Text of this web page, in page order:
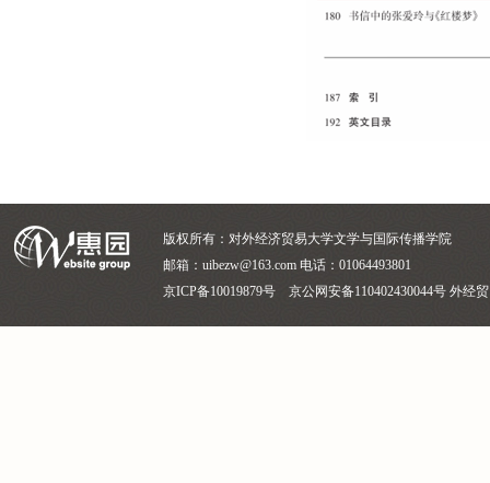
版权所有：对外经济贸易大学文学与国际传播学院
邮箱：uibezw@163.com 电话：01064493801
京ICP备10019879号 京公网安备110402430044号 外经贸